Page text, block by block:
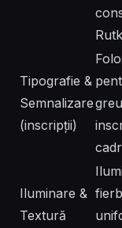
Tipografie &
Semnalizare
(inscripții)
Iluminare &
Textură